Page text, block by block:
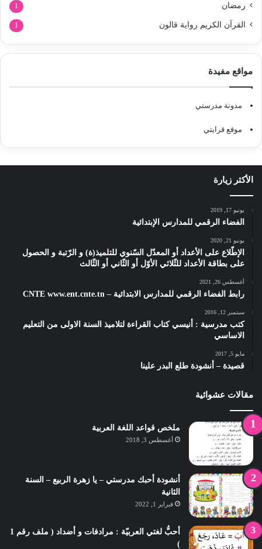
رمضان 1
القرآن الكريم رواية قالون 1
مواقع مفيدة
مدونة مدرستي
موقع قرايتي
الأكثر زيارة
يونيو 17, 2019
الفضاء الرقمي للمدارس الإبتدائية
يونيو 21, 2020
الإطّلاع على الأعداد أو المعدّل السّنوي للتلميذ(ة) و الرّتبة و الحصول
على بطاقة الأعداد للثّلاثي الأوّل أو الثّاني أو الثّالث
أغسطس 26, 2021
رابط الفضاء الرقمي للمدارس الابتدائية – CNTE www.ent.cnte.tn
سبتمبر 12, 2016
كتب مدرسية : أنيسي كتاب القراءة لتلاميذ السنة الاولى من التعليم
الاساسي
مايو 5, 2017
قصيدة – أنشودة طلع البدر علينا
مقالات عشوائية
ملخص قواعد اللغة العربية
أغسطس 3, 2018
أنشودة أحبك مدرستي – يا زهرة الربيع – السنة
الثانية
فبراير 1, 2022
أحبُّ لغتي العربيّة : مرادفات و أضداد ( ملف رقم 1
)